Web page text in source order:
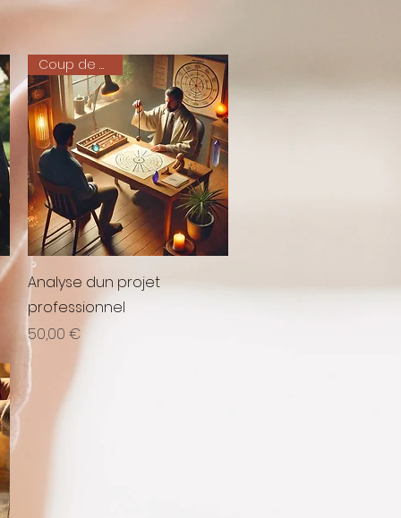
Aperçu rapide
Coup de Cœur
Analyse dun projet
professionnel
Prix
50,00 €